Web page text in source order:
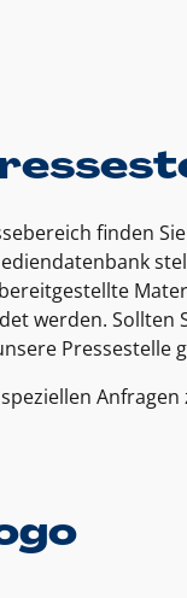
finden
werden.
Pressestelle